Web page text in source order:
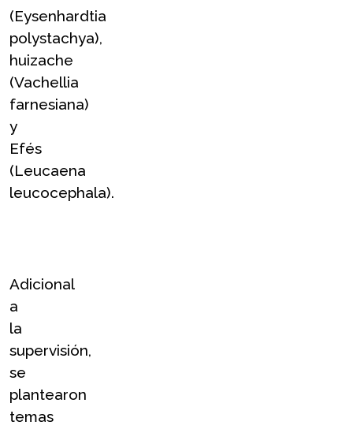
(Eysenhardtia
polystachya),
huizache
(Vachellia
farnesiana)
y
Efés
(Leucaena
leucocephala).
Adicional
a
la
supervisión,
se
plantearon
temas